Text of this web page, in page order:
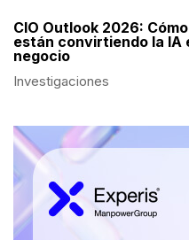
CIO Outlook 2026:
están convirtiendo la IA
negocio
Investigaciones